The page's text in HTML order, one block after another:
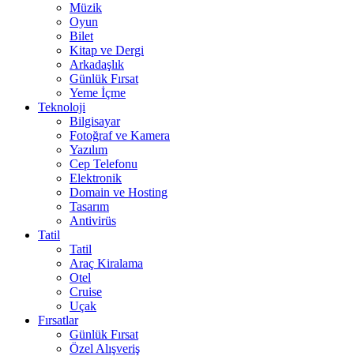
Müzik
Oyun
Bilet
Kitap ve Dergi
Arkadaşlık
Günlük Fırsat
Yeme İçme
Teknoloji
Bilgisayar
Fotoğraf ve Kamera
Yazılım
Cep Telefonu
Elektronik
Domain ve Hosting
Tasarım
Antivirüs
Tatil
Tatil
Araç Kiralama
Otel
Cruise
Uçak
Fırsatlar
Günlük Fırsat
Özel Alışveriş